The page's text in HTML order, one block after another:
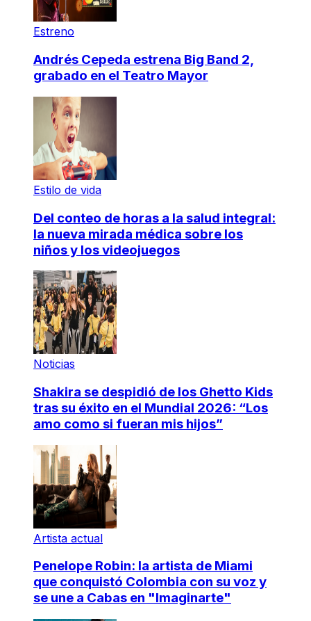
Estreno
Andrés Cepeda estrena Big Band 2,
grabado en el Teatro Mayor
Estilo de vida
Del conteo de horas a la salud integral:
la nueva mirada médica sobre los
niños y los videojuegos
Noticias
Shakira se despidió de los Ghetto Kids
tras su éxito en el Mundial 2026: “Los
amo como si fueran mis hijos”
Artista actual
Penelope Robin: la artista de Miami
que conquistó Colombia con su voz y
se une a Cabas en "Imaginarte"